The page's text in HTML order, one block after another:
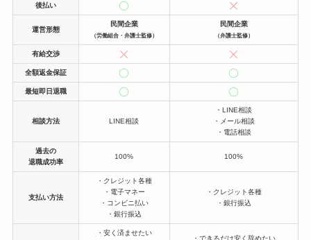
後払い
運営形態
民間企業
（労働組合・弁護士監修）
民間企業
（弁護士監修）
有給交渉
全額返金保証
最短即日退職
相談方法 LINE相談
・LINE相談
・メール相談
・電話相談
過去の
退職成功率
100% 100%
支払い方法
・クレジット各種
・電子マネー
・コンビニ払い
・銀行振込
・クレジット各種
・銀行振込
・安く済ませたい